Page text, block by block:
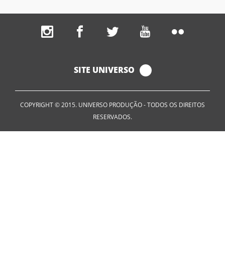
SITE UNIVERSO
COPYRIGHT © 2015. UNIVERSO PRODUÇÃO - TODOS OS DIREITOS
RESERVADOS.